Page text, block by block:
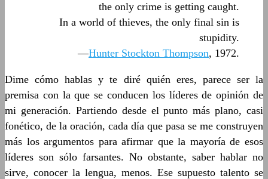
the only crime is getting caught.
In a world of thieves, the only final sin is
stupidity.
—Hunter Stockton Thompson, 1972.
Dime cómo hablas y te diré quién eres, parece ser la
premisa con la que se conducen los líderes de opinión de
mi generación. Partiendo desde el punto más plano, casi
fonético, de la oración, cada día que pasa se me construyen
más los argumentos para afirmar que la mayoría de esos
líderes son sólo farsantes. No obstante, saber hablar no
sirve, conocer la lengua, menos. Ese supuesto talento se